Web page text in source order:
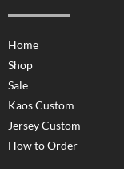
Home
Shop
Sale
Kaos Custom
Jersey Custom
How to Order